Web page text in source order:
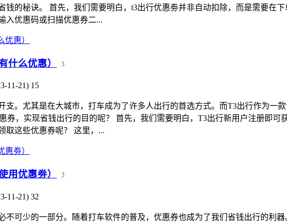
钱的秘诀。 首先，我们需要明白，t3出行优惠劵并非自动扣除，而是需要在
入优惠码或扫描优惠券二...
什么优惠） 3
11-21) 15
支。尤其是在大城市，打车成为了许多人出行的首选方式。而T3出行作为一
券，实现省钱出行的目的呢？ 首先，我们需要明白，T3出行新用户注册即
取这些优惠券呢？ 这里，...
用优惠劵） 3
11-21) 32
不可少的一部分。随着打车软件的普及，优惠券也成为了我们省钱出行的利